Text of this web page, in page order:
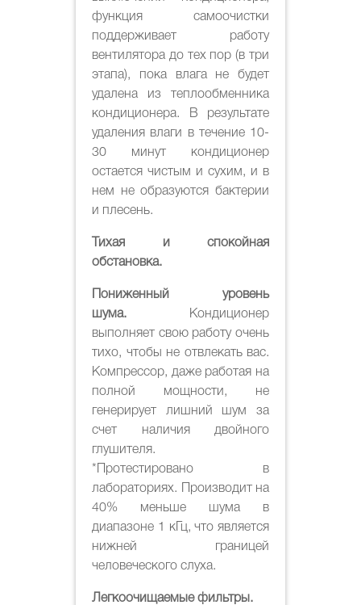
функция самоочистки
поддерживает работу
вентилятора до тех пор (в три
этапа), пока влага не будет
удалена из теплообменника
кондиционера. В результате
удаления влаги в течение 10-
30 минут кондиционер
остается чистым и сухим, и в
нем не образуются бактерии
и плесень.
Тихая и спокойная
обстановка.
Пониженный уровень
шума.
Кондиционер
выполняет свою работу очень
тихо, чтобы не отвлекать вас.
Компрессор, даже работая на
полной мощности, не
генерирует лишний шум за
счет наличия двойного
глушителя.
*Протестировано в
лабораториях. Производит на
40% меньше шума в
диапазоне 1 кГц, что является
нижней границей
человеческого слуха.
Легкоочищаемые фильтры.